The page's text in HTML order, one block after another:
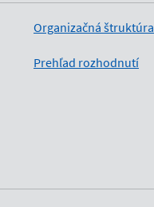
Organizačná štruktúra
Prehľad rozhodnutí